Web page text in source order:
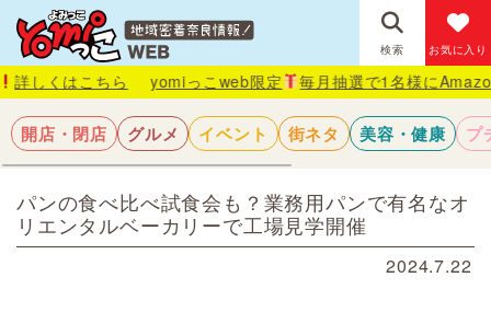
検索 お気に入り
ちら yomiっこweb限定 毎月抽選で1名様にAmazonギフト券
開店・閉店 グルメ イベント 街ネタ 美容・健康 プ
パンの食べ比べ試食会も？業務用パンで有名なオ
リエンタルベーカリーで工場見学開催
2024.7.22